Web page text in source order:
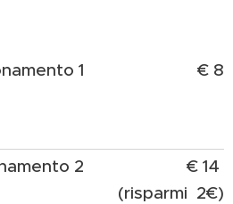
1
€ 8
2
€ 14
(risparmi 2€)